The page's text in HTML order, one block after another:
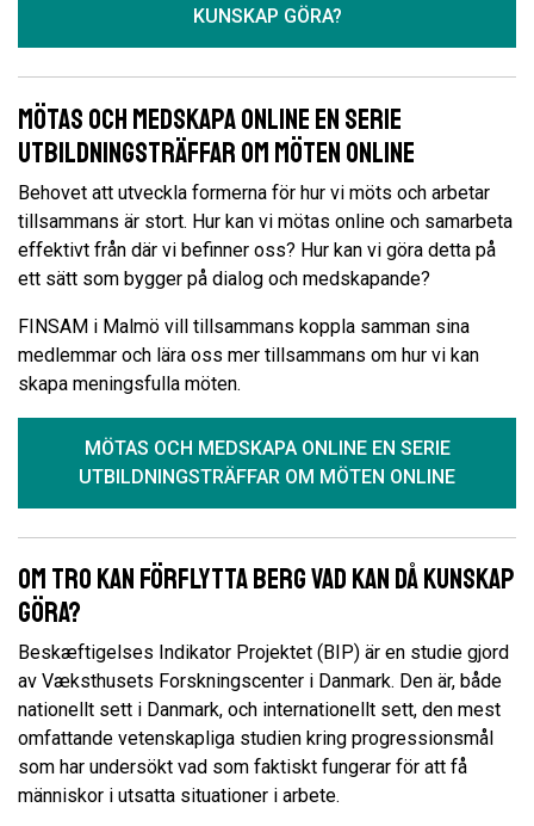
KUNSKAP GÖRA?
Mötas och medskapa online En serie
utbildningsträffar om möten online
Behovet att utveckla formerna för hur vi möts och arbetar
tillsammans är stort. Hur kan vi mötas online och samarbeta
effektivt från där vi befinner oss? Hur kan vi göra detta på
ett sätt som bygger på dialog och medskapande?
FINSAM i Malmö vill tillsammans koppla samman sina
medlemmar och lära oss mer tillsammans om hur vi kan
skapa meningsfulla möten.
MÖTAS OCH MEDSKAPA ONLINE EN SERIE
UTBILDNINGSTRÄFFAR OM MÖTEN ONLINE
Om tro kan förflytta berg vad kan då kunskap
göra?
Beskæftigelses Indikator Projektet (BIP) är en studie gjord
av Væksthusets Forskningscenter i Danmark. Den är, både
nationellt sett i Danmark, och internationellt sett, den mest
omfattande vetenskapliga studien kring progressionsmål
som har undersökt vad som faktiskt fungerar för att få
människor i utsatta situationer i arbete.